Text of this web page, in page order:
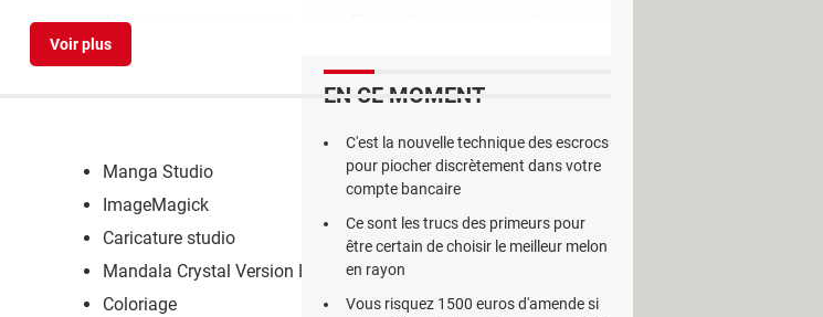
Abus de showroom-prive.com
Manga Studio
ImageMagick
Caricature studio
Mandala Crystal Version Libre
Coloriage
EN CE MOMENT
C'est la nouvelle technique des escrocs
pour piocher discrètement dans votre
compte bancaire
Ce sont les trucs des primeurs pour
être certain de choisir le meilleur melon
en rayon
Vous risquez 1500 euros d'amende si